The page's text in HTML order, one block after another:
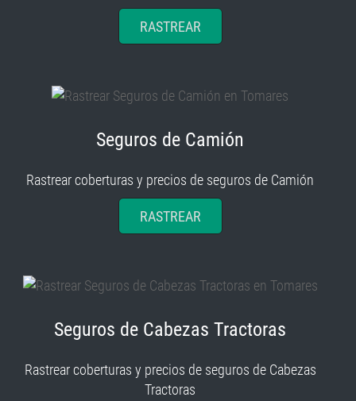
RASTREAR
Seguros de Camión
Rastrear coberturas y precios de seguros de Camión
RASTREAR
Seguros de Cabezas Tractoras
Rastrear coberturas y precios de seguros de Cabezas
Tractoras